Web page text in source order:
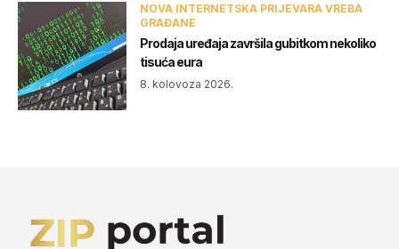
NOVA INTERNETSKA PRIJEVARA VREBA
GRAĐANE
Prodaja uređaja završila gubitkom nekoliko
tisuća eura
8. kolovoza 2026.